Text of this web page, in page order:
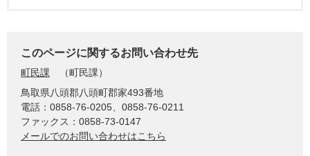
このページに関するお問い合わせ先
町民課
町民課
鳥取県八頭郡八頭町郡家493番地
電話：0858-76-0205、0858-76-0211
ファックス：0858-73-0147
メールでのお問い合わせはこちら